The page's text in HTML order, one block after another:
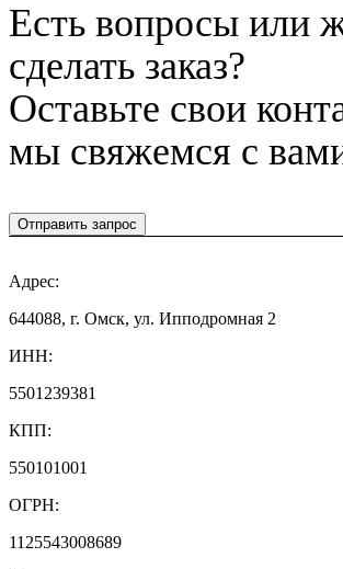
Есть вопросы или
сделать заказ?
Оставьте свои
мы свяжемся с
Отправить запрос
Адрес:
644088, г. Омск, ул. Ипподромная 2
ИНН:
5501239381
КПП:
550101001
ОГРН:
1125543008689